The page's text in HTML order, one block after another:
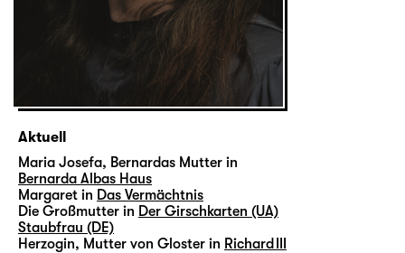
Aktuell
Maria Josefa, Bernardas Mutter in
Bernarda Albas Haus
Margaret in Das Vermächtnis
Die Großmutter in Der Girschkarten (UA)
Staubfrau (DE)
Herzogin, Mutter von Gloster in Richard III